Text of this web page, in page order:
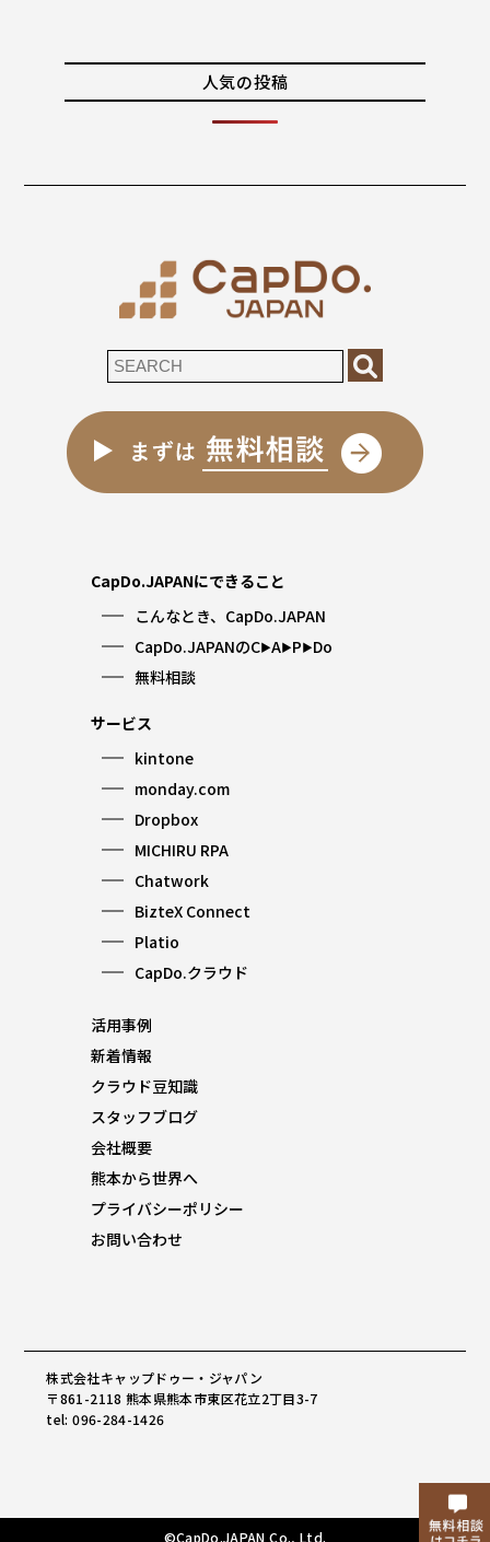
人気の投稿
CapDo.JAPANにできること
こんなとき、CapDo.JAPAN
CapDo.JAPANのC▶︎A▶︎P▶︎Do
無料相談
サービス
kintone
monday.com
Dropbox
MICHIRU RPA
Chatwork
BizteX Connect
Platio
CapDo.クラウド
活用事例
新着情報
クラウド豆知識
スタッフブログ
会社概要
熊本から世界へ
プライバシーポリシー
お問い合わせ
株式会社キャップドゥー・ジャパン
〒861-2118 熊本県熊本市東区花立2丁目3-7
tel: 096-284-1426
©CapDo.JAPAN Co., Ltd.